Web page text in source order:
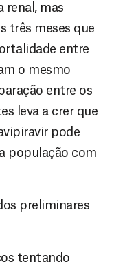
renal, mas
três meses que
entre
o mesmo
entre os
leva a crer que
pode
população com
preliminares
tentando